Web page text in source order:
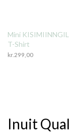
Mini
T-Shirt
kr.299,00
Inuit